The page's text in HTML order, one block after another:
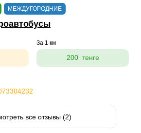
МЕЖДУГОРОДНИЕ
За 1 км
200 тенге
все отзывы (2)